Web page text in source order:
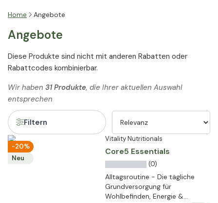
Home Angebote
Angebote
Diese Produkte sind nicht mit anderen Rabatten oder
Rabattcodes kombinierbar.
Wir haben 31 Produkte, die Ihrer aktuellen Auswahl
entsprechen
Filtern
-20%
Neu
Vitality Nutritionals
Core5 Essentials
(0)
Alltagsroutine - Die tägliche
Grundversorgung für
Wohlbefinden, Energie &